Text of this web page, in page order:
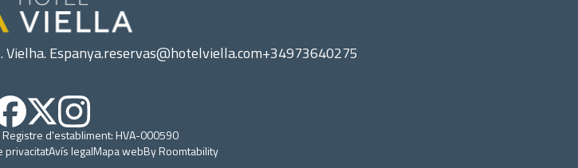
Espanya.reservas@hotelviella.com+34973640275
d'establiment: HVA-000590
privacitatAvís legalMapa webBy Roomtability